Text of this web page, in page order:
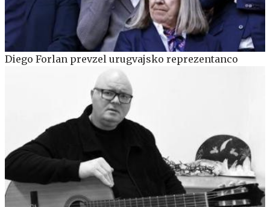
Diego Forlan prevzel urugvajsko reprezentanco